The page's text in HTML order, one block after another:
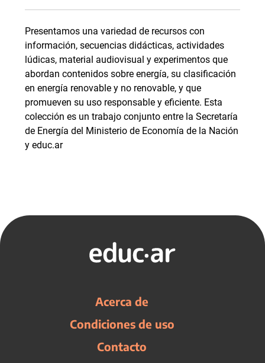
Presentamos una variedad de recursos con
información, secuencias didácticas, actividades
lúdicas, material audiovisual y experimentos que
abordan contenidos sobre energía, su clasificación
en energía renovable y no renovable, y que
promueven su uso responsable y eficiente. Esta
colección es un trabajo conjunto entre la Secretaría
de Energía del Ministerio de Economía de la Nación
y educ.ar
Acerca de
Condiciones de uso
Contacto